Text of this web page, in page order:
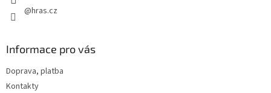
@hras.cz
Informace pro vás
Doprava, platba
Kontakty